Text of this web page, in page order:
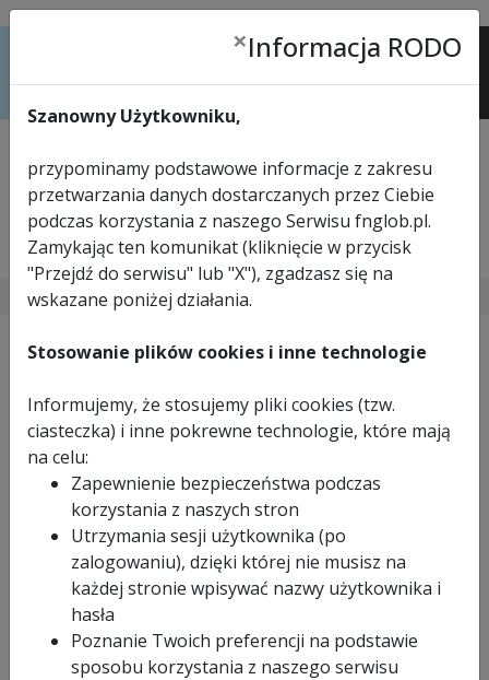
Menu
tel.33 816 57 24
×Informacja RODO
Szanowny Użytkowniku,
przypominamy podstawowe informacje z zakresu
przetwarzania danych dostarczanych przez Ciebie
podczas korzystania z naszego Serwisu fnglob.pl.
Zamykając ten komunikat (kliknięcie w przycisk
"Przejdź do serwisu" lub "X"), zgadzasz się na
wskazane poniżej działania.
Stosowanie plików cookies i inne technologie
Informujemy, że stosujemy pliki cookies (tzw.
ciasteczka) i inne pokrewne technologie, które mają
na celu:
Zapewnienie bezpieczeństwa podczas
korzystania z naszych stron
Utrzymania sesji użytkownika (po
zalogowaniu), dzięki której nie musisz na
każdej stronie wpisywać nazwy użytkownika i
hasła
Poznanie Twoich preferencji na podstawie
sposobu korzystania z naszego serwisu
>STRONA GŁÓWNA >ZAPYTANIA
Zapytanie o:
Piła tarczowa
do cięcia blachy
trapezowej GLOBAL SAW
150 x 1,2/1,0 x 20mm / 52z
CERMETGLOB-KP-150
nazwisko
Nazwa firmy